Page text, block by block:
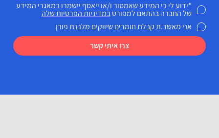
צרו איתי קשר
*ידוע לי כי המידע שאמסור ו/או ייאסף יישמרו במאגרי המידע
של החברה בהתאם למפורטבמדיניות הפרטיות שלה
אני מאשר.ת קבלת חומרים שיווקים מלבנת פורן